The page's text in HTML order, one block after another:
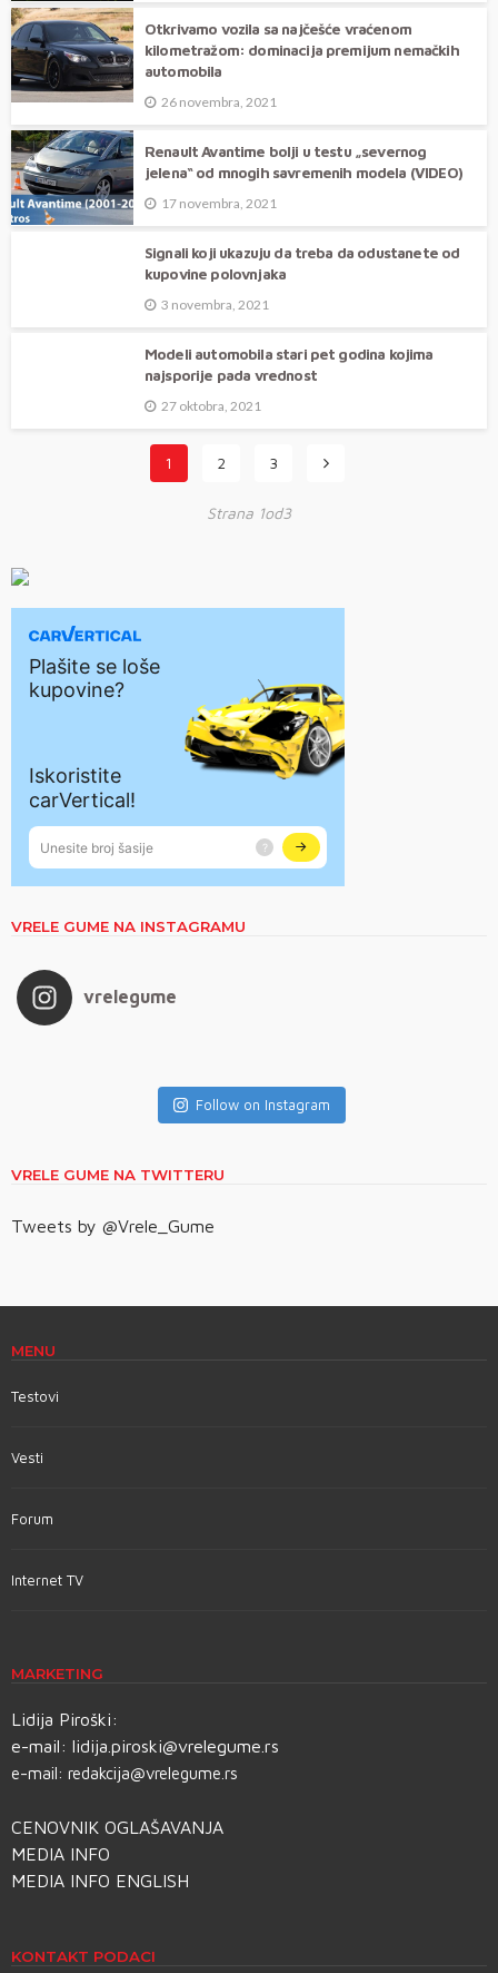
Otkrivamo vozila sa najčešće vraćenom
kilometražom: dominacija premijum nemačkih
automobila
26 novembra, 2021
Renault Avantime bolji u testu „severnog
jelena“ od mnogih savremenih modela (VIDEO)
17 novembra, 2021
Signali koji ukazuju da treba da odustanete od
kupovine polovnjaka
3 novembra, 2021
Modeli automobila stari pet godina kojima
najsporije pada vrednost
27 oktobra, 2021
1 2 3
Strana 1od3
VRELE GUME NA INSTAGRAMU
vrelegume
Follow on Instagram
VRELE GUME NA TWITTERU
Tweets by @Vrele_Gume
MENU
Testovi
Vesti
Forum
Internet TV
MARKETING
Lidija Piroški:
e-mail: lidija.piroski@vrelegume.rs
e-mail: redakcija@vrelegume.rs
CENOVNIK OGLAŠAVANJA
MEDIA INFO
MEDIA INFO ENGLISH
KONTAKT PODACI